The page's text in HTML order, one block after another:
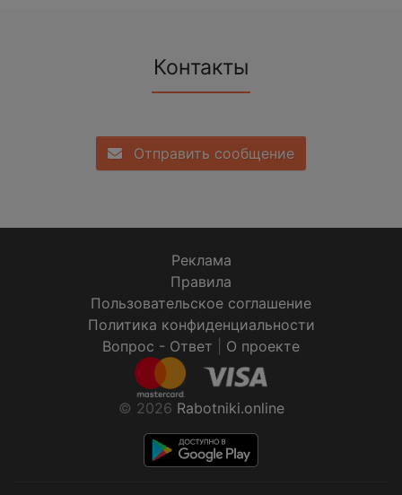
Контакты
Отправить сообщение
Реклама
Правила
Пользовательское соглашение
Политика конфиденциальности
Вопрос - Ответ
О проекте
© 2026 Rabotniki.online